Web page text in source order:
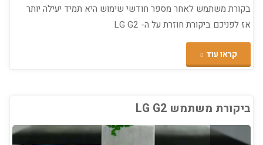
בקורת משתמש לאחר מספר חודשי שימוש היא תמיד יעילה יותר
אז לפניכם ביקורת חוזרת על ה- LG G2
קראו עוד
חוזרת
–
ביקורת משתמש LG G2